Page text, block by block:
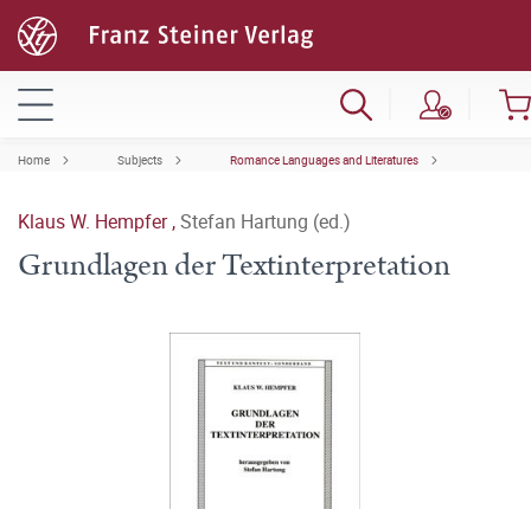
Home Subjects Romance Languages and Literatures
Klaus W. Hempfer,Stefan Hartung (ed.)
Grundlagen der Textinterpretation